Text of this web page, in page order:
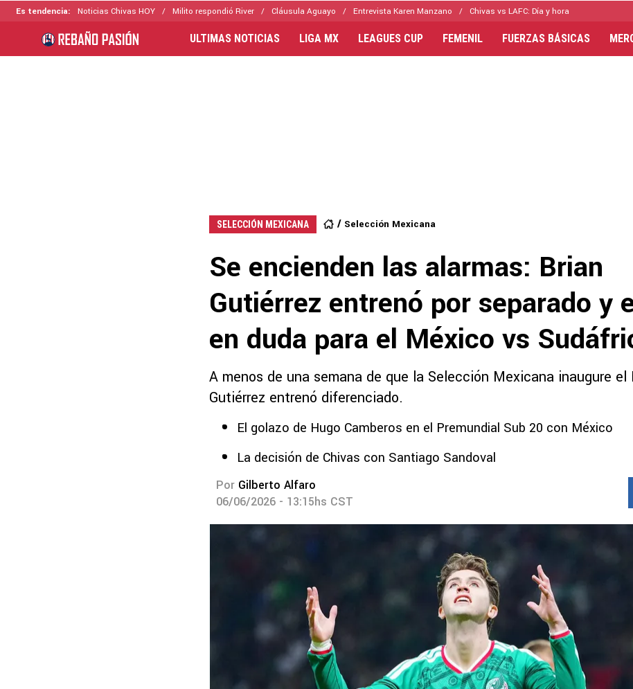
Es tendencia: Noticias Chivas HOY Milito respondió River Cláusula Aguayo Entrevista Karen Manzano Chivas vs LAFC: Día y hora
ULTIMAS NOTICIAS LIGA MX LEAGUES CUP FEMENIL FUERZAS BÁSICAS
SELECCIÓN MEXICANA Selección Mexicana
Se encienden las alarmas: Brian
Gutiérrez entrenó por separado y
en duda para el México vs
A menos de una semana de que la Selección Mexicana inaugure el
Gutiérrez entrenó diferenciado.
El golazo de Hugo Camberos en el Premundial Sub 20 con México
La decisión de Chivas con Santiago Sandoval
Por Gilberto Alfaro
06/06/2026 - 13:15hs CST